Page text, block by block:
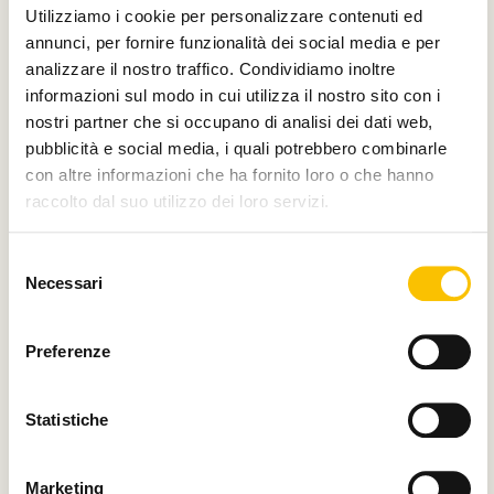
Utilizziamo i cookie per personalizzare contenuti ed
annunci, per fornire funzionalità dei social media e per
analizzare il nostro traffico. Condividiamo inoltre
informazioni sul modo in cui utilizza il nostro sito con i
nostri partner che si occupano di analisi dei dati web,
pubblicità e social media, i quali potrebbero combinarle
con altre informazioni che ha fornito loro o che hanno
raccolto dal suo utilizzo dei loro servizi.
delNecessari
Preferenze
Statistiche
Marketing
Main media partner